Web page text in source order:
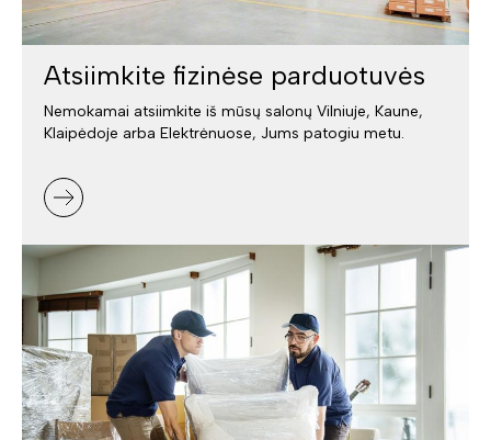
Atsiimkite fizinėse parduotuvės
Nemokamai atsiimkite iš mūsų salonų Vilniuje, Kaune,
Klaipėdoje arba Elektrėnuose, Jums patogiu metu.